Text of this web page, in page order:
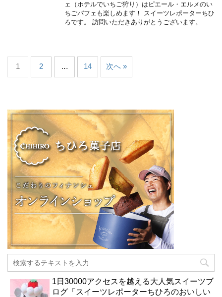
ェ（ホテルでいちご狩り）はピエール・エルメのい
ちごパフェも楽しめます！ スイーツレポーターちひ
ろです。 訪問いただきありがとうございます。
1 2 … 14 次へ »
1日30000アクセスを越える大人気スイーツブ
ログ「スイーツレポーターちひろのおいしい